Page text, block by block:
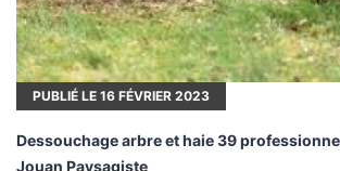
PUBLIÉ LE 16 FÉVRIER 2023
Dessouchage arbre et haie 39
Jouan Paysagiste